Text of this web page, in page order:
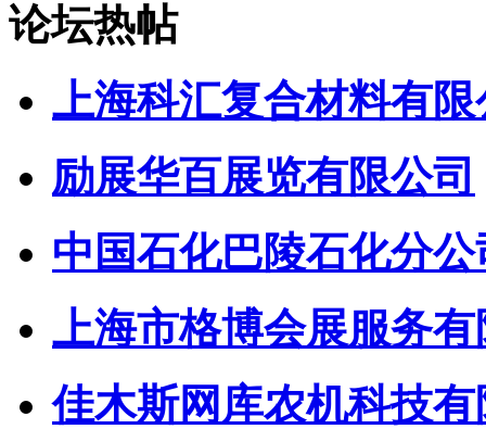
论坛热帖
上海科汇复合材料有限
励展华百展览有限公司
中国石化巴陵石化分
上海市格博会展服务
佳木斯网库农机科技